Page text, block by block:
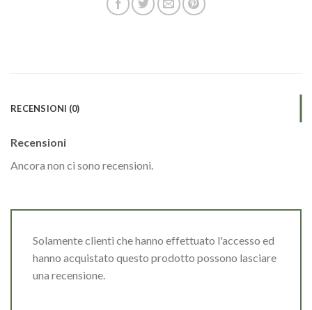
RECENSIONI (0)
Recensioni
Ancora non ci sono recensioni.
Solamente clienti che hanno effettuato l'accesso ed
hanno acquistato questo prodotto possono lasciare
una recensione.